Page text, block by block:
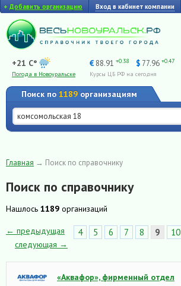
+ Добавить организацию Вход в кабинет компании
+21 C°
Погода в Новоуральске
€ 88.91 +0.38 $ 77.96 +0.47
Курсы ЦБ РФ на сегодня
Поиск по 1189 организациям
Главная → Поиск по справочнику
Поиск по справочнику
Нашлось 1189 организаций
← предыдущая 4 5 6 7 8 9 10
следующая →
«Аквафор», фирменный отдел